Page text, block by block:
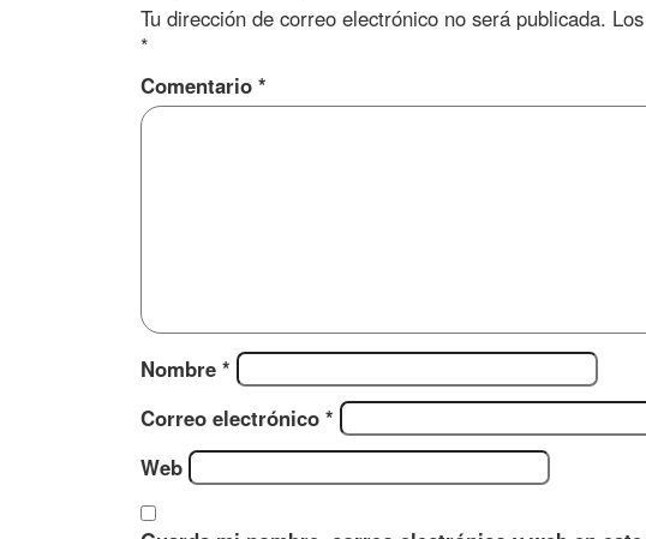
Tu dirección de correo electrónico no será publicada.
*
Comentario *
Nombre *
Correo electrónico *
Web